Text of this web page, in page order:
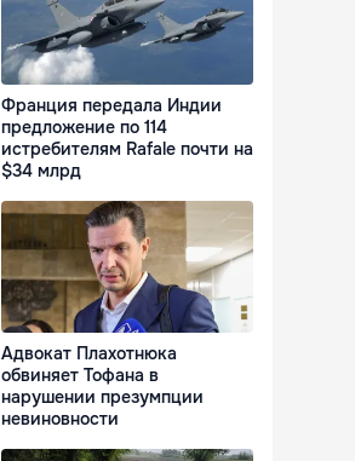
Франция передала Индии
предложение по 114
истребителям Rafale почти на
$34 млрд
Адвокат Плахотнюка
обвиняет Тофана в
нарушении презумпции
невиновности